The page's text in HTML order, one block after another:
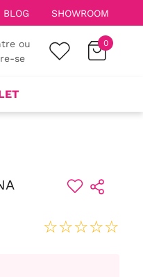
BLOG SHOWROOM
ou
se
0
☆☆☆☆☆